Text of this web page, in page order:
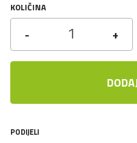
KOLIČINA
- +
PODIJELI